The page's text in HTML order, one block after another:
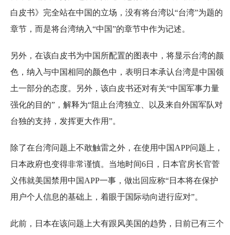
白皮书》完全站在中国的立场，没有将台湾以“台湾”为题的
章节，而是将台湾纳入“中国”的章节中作为记述。
另外，在该白皮书为中国所配置的图表中，将显示台湾的颜
色，纳入与中国相同的颜色中，表明日本承认台湾是中国领
土一部分的态度。另外，该白皮书还对有关“中国军事力量
强化的目的”，解释为“阻止台湾独立、以及来自外国军队对
台独的支持，发挥更大作用”。
除了在台湾问题上不敢触雷之外，在使用中国APP问题上，
日本政府也变得非常谨慎。当地时间6日，日本官房长官菅
义伟就美国禁用中国APP一事，做出回应称“日本将在保护
用户个人信息的基础上，着眼于国际动向进行应对”。
此前，日本在该问题上大有跟风美国的趋势，日前已有三个